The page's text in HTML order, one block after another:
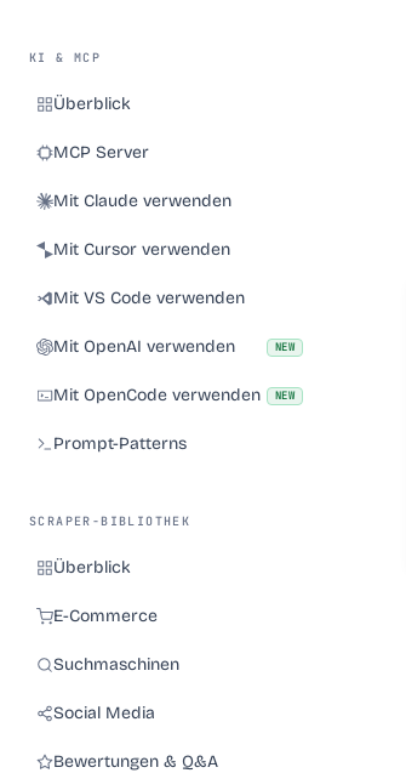
KI & MCP
Überblick
MCP Server
Mit Claude verwenden
Mit Cursor verwenden
Mit VS Code verwenden
Mit OpenAI verwenden NEW
Mit OpenCode verwenden NEW
Prompt-Patterns
SCRAPER-BIBLIOTHEK
Überblick
E-Commerce
Suchmaschinen
Social Media
Bewertungen & Q&A